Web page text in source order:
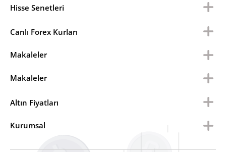
Hisse Senetleri
Canlı Forex Kurları
Makaleler
Makaleler
Altın Fiyatları
Kurumsal